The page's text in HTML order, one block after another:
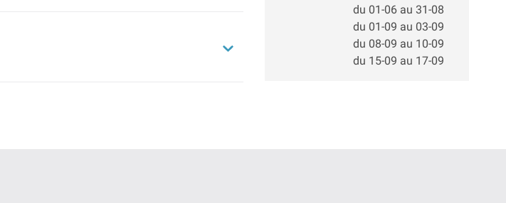
du 01-06 au 31-08
du 01-09 au 03-09
du 08-09 au 10-09
du 15-09 au 17-09